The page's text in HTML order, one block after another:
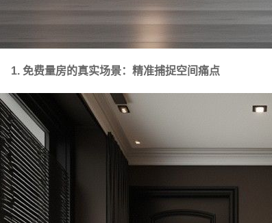
1. 免费量房的真实场景：精准捕捉空间痛点